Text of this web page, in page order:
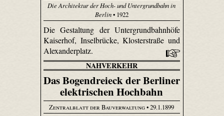
Die Architektur der Hoch- und Untergrundbahn in
Berlin• 1922
Die Gestaltung der Untergrundbahnhöfe
Kaiserhof, Inselbrücke, Klosterstraße und
Alexanderplatz.
NAHVERKEHR
Das Bogendreieck der Berliner
elektrischen Hochbahn
Zentralblatt der Bauverwaltung• 29.1.1899